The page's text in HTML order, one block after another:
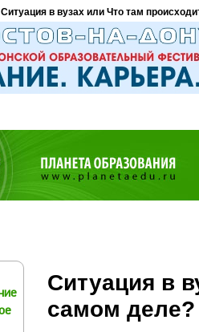
Ситуация в вузах или Что там
Ситуация в
самом деле?